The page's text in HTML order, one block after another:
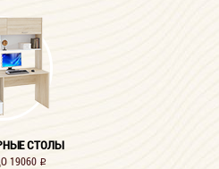
СТОЛЫ
19060 i